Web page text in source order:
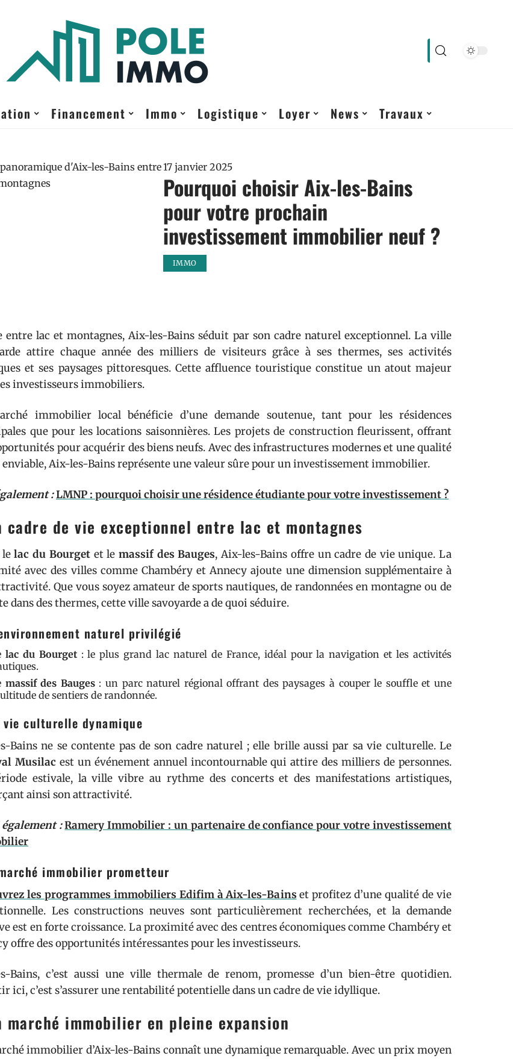
Financement Immo Logistique Loyer News Travaux
17 janvier 2025
Pourquoi choisir Aix-les-Bains
pour votre prochain
investissement immobilier neuf ?
IMMO
entre lac et montagnes, Aix-les-Bains séduit par son cadre naturel exceptionnel. La ville
attire chaque année des milliers de visiteurs grâce à ses thermes, ses activités
et ses paysages pittoresques. Cette affluence touristique constitue un atout majeur
investisseurs immobiliers.
immobilier local bénéficie d’une demande soutenue, tant pour les résidences
que pour les locations saisonnières. Les projets de construction fleurissent, offrant
pour acquérir des biens neufs. Avec des infrastructures modernes et une qualité
enviable, Aix-les-Bains représente une valeur sûre pour un investissement immobilier.
:LMNP : pourquoi choisir une résidence étudiante pour votre investissement ?
cadre de vie exceptionnel entre lac et montagnes
lelac du Bourgetet le massif des Bauges, Aix-les-Bains offre un cadre de vie unique. La
avec des villes comme Chambéry et Annecy ajoute une dimension supplémentaire à
Que vous soyez amateur de sports nautiques, de randonnées en montagne ou de
dans des thermes, cette ville savoyarde a de quoi séduire.
naturel privilégié
lac du Bourget: le plus grand lac naturel de France, idéal pour la navigation et les activités
massif des Bauges: un parc naturel régional offrant des paysages à couper le souffle et une
de sentiers de randonnée.
vie culturelle dynamique
Bains ne se contente pas de son cadre naturel ; elle brille aussi par sa vie culturelle. Le
Musilac est un événement annuel incontournable qui attire des milliers de personnes.
estivale, la ville vibre au rythme des concerts et des manifestations artistiques,
ainsi son attractivité.
: Ramery Immobilier : un partenaire de confiance pour votre investissement
immobilier prometteur
les programmes immobiliers Edifim à Aix-les-Bains et profitez d’une qualité de vie
Les constructions neuves sont particulièrement recherchées, et la demande
est en forte croissance. La proximité avec des centres économiques comme Chambéry et
offre des opportunités intéressantes pour les investisseurs.
Bains, c’est aussi une ville thermale de renom, promesse d’un bien-être quotidien.
ici, c’est s’assurer une rentabilité potentielle dans un cadre de vie idyllique.
marché immobilier en pleine expansion
immobilier d’Aix-les-Bains connaît une dynamique remarquable. Avec un prix moyen